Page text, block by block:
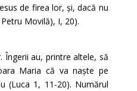
de firea lor, și, dacă nu
Movilă), I, 20).
Îngerii au, printre altele, să
Maria că va naște pe
(Luca 1, 11-20). Numărul